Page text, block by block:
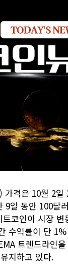
가격은 10월 2일
9일 동안 100달
코인이 시장
수익률이 단
트렌드라인
지하고 있다.